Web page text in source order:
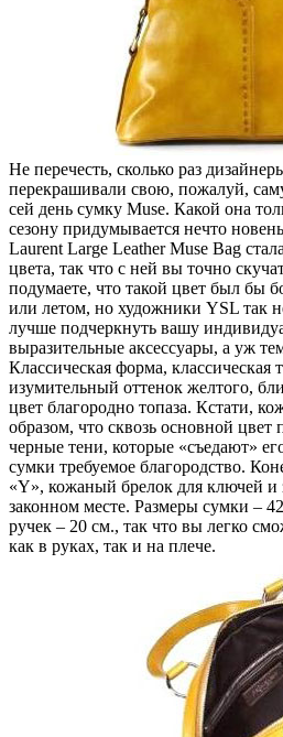
Не перечесть, сколько раз
перекрашивали свою, пожалуй,
сей день сумку Muse. Какой она
сезону придумывается нечто
Laurent Large Leather Muse Bag
цвета, так что с ней вы точно
подумаете, что такой цвет был бы
или летом, но художники YSL так
лучше подчеркнуть вашу
выразительные аксессуары, а уж
Классическая форма, классическая
изумительный оттенок желтого,
цвет благородно топаза. Кстати,
образом, что сквозь основной цвет
черные тени, которые «съедают»
сумки требуемое благородство.
«Y», кожаный брелок для ключей и
законном месте. Размеры сумки –
ручек – 20 см., так что вы легко
как в руках, так и на плече.